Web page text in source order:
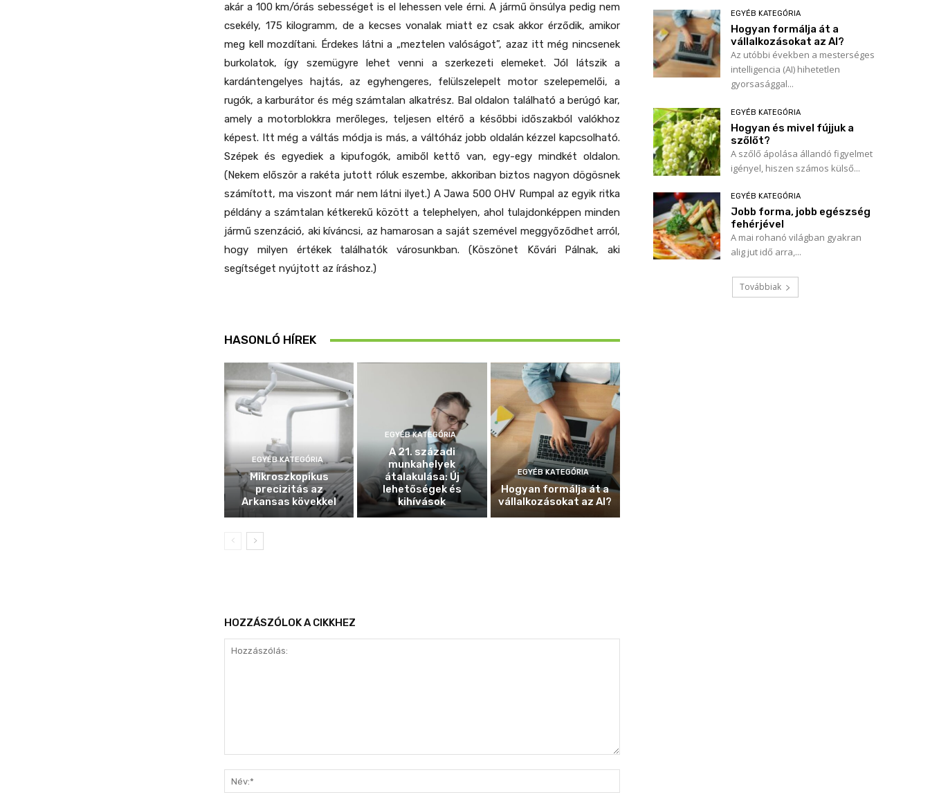
akár a 100 km/órás sebességet is el lehessen vele érni. A jármű önsúlya pedig nem
csekély, 175 kilogramm, de a kecses vonalak miatt ez csak akkor érződik, amikor
meg kell mozdítani. Érdekes látni a „meztelen valóságot”, azaz itt még nincsenek
burkolatok, így szemügyre lehet venni a szerkezeti elemeket. Jól látszik a
kardántengelyes hajtás, az egyhengeres, felülszelepelt motor szelepemelői, a
rugók, a karburátor és még számtalan alkatrész. Bal oldalon található a berúgó kar,
amely a motorblokkra merőleges, teljesen eltérő a későbbi időszakból valókhoz
képest. Itt még a váltás módja is más, a váltóház jobb oldalán kézzel kapcsolható.
Szépek és egyediek a kipufogók, amiből kettő van, egy-egy mindkét oldalon.
(Nekem először a rakéta jutott róluk eszembe, akkoriban biztos nagyon dögösnek
számított, ma viszont már nem látni ilyet.) A Jawa 500 OHV Rumpal az egyik ritka
példány a számtalan kétkerekű között a telephelyen, ahol tulajdonképpen minden
jármű szenzáció, aki kíváncsi, az hamarosan a saját szemével meggyőződhet arról,
hogy milyen értékek találhatók városunkban. (Köszönet Kővári Pálnak, aki
segítséget nyújtott az íráshoz.)
HASONLÓ HÍREK
EGYÉB KATEGÓRIA
Mikroszkopikus
precizitás az
Arkansas kövekkel
EGYÉB KATEGÓRIA
A 21. századi
munkahelyek
átalakulása: Új
lehetőségek és
kihívások
EGYÉB KATEGÓRIA
Hogyan formálja át a
vállalkozásokat az AI?
HOZZÁSZÓLOK A CIKKHEZ
EGYÉB KATEGÓRIA
Hogyan formálja át a
vállalkozásokat az AI?
Az utóbbi években a mesterséges
intelligencia (AI) hihetetlen
gyorsasággal...
EGYÉB KATEGÓRIA
Hogyan és mivel fújjuk a
szőlőt?
A szőlő ápolása állandó figyelmet
igényel, hiszen számos külső...
EGYÉB KATEGÓRIA
Jobb forma, jobb egészség
fehérjével
A mai rohanó világban gyakran
alig jut idő arra,...
Továbbiak